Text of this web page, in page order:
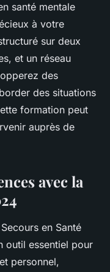
santé mentale
à votre
sur deux
et un réseau
des
des situations
formation peut
auprès de
avec la
en Santé
outil essentiel pour
personnel,